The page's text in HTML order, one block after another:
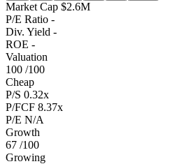
Market Cap $2.6M
P/E Ratio -
Div. Yield -
ROE -
Valuation
100 /100
Cheap
P/S 0.32x
P/FCF 8.37x
P/E N/A
Growth
67 /100
Growing